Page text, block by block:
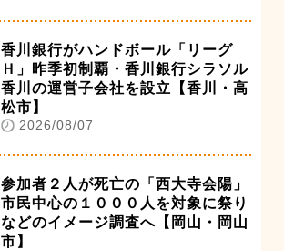
香川銀行がハンドボール「リーグ
Ｈ」昨季初制覇・香川銀行シラソル
香川の運営子会社を設立【香川・高
松市】
2026/08/07
参加者２人が死亡の「西大寺会陽」
市民中心の１０００人を対象に祭り
などのイメージ調査へ【岡山・岡山
市】